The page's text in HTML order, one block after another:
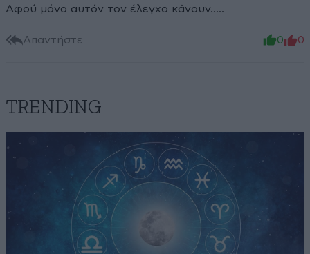
Αφού μόνο αυτόν τον έλεγχο κάνουν.....
Απαντήστε 0 0
TRENDING